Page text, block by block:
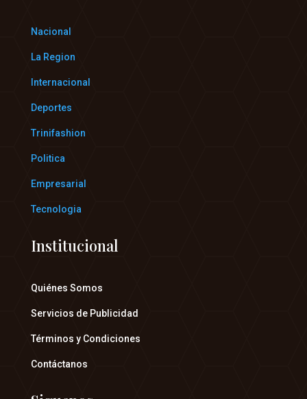
Nacional
La Region
Internacional
Deportes
Trinifashion
Politica
Empresarial
Tecnologia
Institucional
Quiénes Somos
Servicios de Publicidad
Términos y Condiciones
Contáctanos